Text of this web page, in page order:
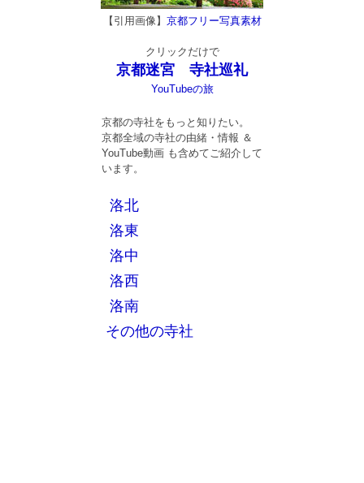
【引用画像】 京都フリー写真素材
クリックだけで
京都迷宮 寺社巡礼
YouTubeの旅
京都の寺社をもっと知りたい。
京都全域の寺社の由緒・情報 ＆
YouTube動画 も含めてご紹介して
います。
洛北
洛東
洛中
洛西
洛南
その他の寺社